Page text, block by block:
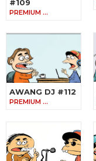
#109
PREMIUM …
AWANG DJ #112
PREMIUM …